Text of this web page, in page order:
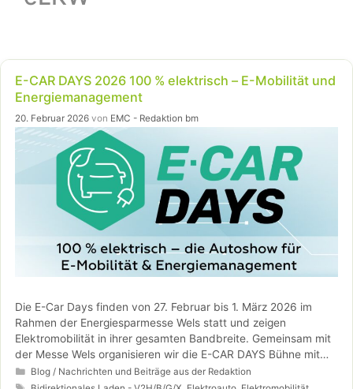
E-CAR DAYS 2026 100 % elektrisch – E-Mobilität und
Energiemanagement
20. Februar 2026 von EMC - Redaktion bm
Die E-Car Days finden von 27. Februar bis 1. März 2026 im
Rahmen der Energiesparmesse Wels statt und zeigen
Elektromobilität in ihrer gesamten Bandbreite. Gemeinsam mit
der Messe Wels organisieren wir die E-CAR DAYS Bühne mit
Vorträgen und Podiumsdiskussionen rund um die
Elektromobilität. Wir laden dich als EMC Mitglied exklusiv am
Kategorien
Blog / Nachrichten und Beiträge aus der Redaktion
Schlagwörter